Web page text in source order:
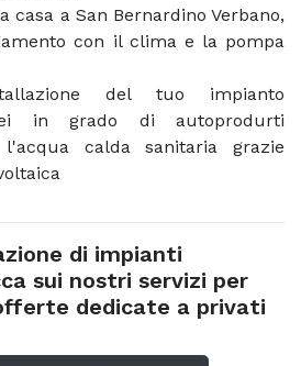
casa a San Bernardino Verbano,
con il clima e la pompa
del tuo impianto
in grado di autoprodurti
l'acqua calda sanitaria grazie
di impianti
sui nostri servizi per
dedicate a privati